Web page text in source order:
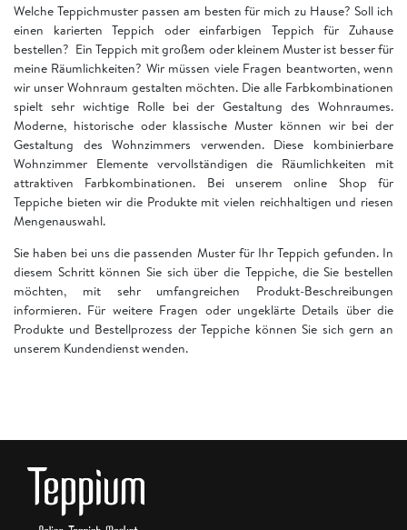
Welche Teppichmuster passen am besten für mich zu Hause? Soll ich
einen karierten Teppich oder einfarbigen Teppich für Zuhause
bestellen? Ein Teppich mit großem oder kleinem Muster ist besser für
meine Räumlichkeiten? Wir müssen viele Fragen beantworten, wenn
wir unser Wohnraum gestalten möchten. Die alle Farbkombinationen
spielt sehr wichtige Rolle bei der Gestaltung des Wohnraumes.
Moderne, historische oder klassische Muster können wir bei der
Gestaltung des Wohnzimmers verwenden. Diese kombinierbare
Wohnzimmer Elemente vervollständigen die Räumlichkeiten mit
attraktiven Farbkombinationen. Bei unserem online Shop für
Teppiche bieten wir die Produkte mit vielen reichhaltigen und riesen
Mengenauswahl.
Sie haben bei uns die passenden Muster für Ihr Teppich gefunden. In
diesem Schritt können Sie sich über die Teppiche, die Sie bestellen
möchten, mit sehr umfangreichen Produkt-Beschreibungen
informieren. Für weitere Fragen oder ungeklärte Details über die
Produkte und Bestellprozess der Teppiche können Sie sich gern an
unserem Kundendienst wenden.